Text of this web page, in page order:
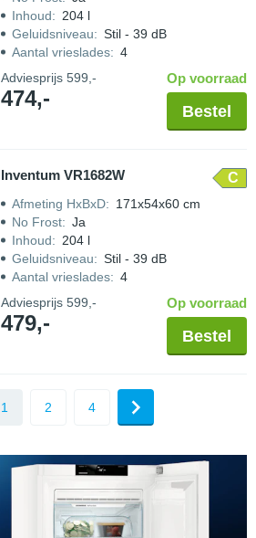
Inhoud: 204 l
Geluidsniveau: Stil - 39 dB
Aantal vrieslades: 4
Adviesprijs 599,-
474,-
Op voorraad
Bestel
Inventum VR1682W C
Afmeting HxBxD: 171x54x60 cm
No Frost: Ja
Inhoud: 204 l
Geluidsniveau: Stil - 39 dB
Aantal vrieslades: 4
Adviesprijs 599,-
479,-
Op voorraad
Bestel
1 2 4